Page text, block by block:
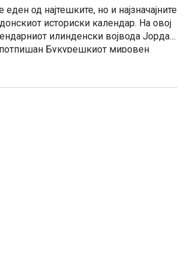
еден од најтешките, но и најзначајните
историски календар. На овој
илинденски војвода Јордан
Букурешкиот мировен
запечатена поделбата на
народ и за културна